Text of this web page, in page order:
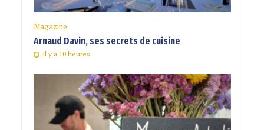
Magazine
Arnaud Davin, ses secrets de cuisine
Il y a 10 heures